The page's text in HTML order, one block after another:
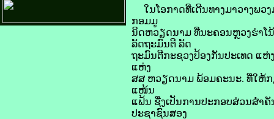
ໃນໂອກາດທີ່ເດີນທາງມາວາງພວ
ກອມມູ
ນິດຫວຽດນາມ ທີ່ນະຄອນຫຼວງຮ່າໂ
ລັດຖະມົນຕີ ລັດ
ຖະມົນຕີກະຊວງປ້ອງກັນປະເທດ ແ
ແຫ່ງ
ສສ ຫວຽດນາມ ພ້ອມຄະນະ. ທີ່ໃຫ້
ແໜ້ນ
ແຟ້ນ ຊື່ງເປັນການປະກອບສ່ວນສຳ
ປະຊາຊົນສອງ